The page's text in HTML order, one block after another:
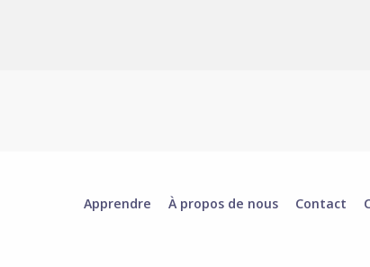
Apprendre À propos de nous Contact